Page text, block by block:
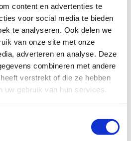
content en advertenties te
voor social media te bieden
te analyseren. Ook delen we
van onze site met onze
adverteren en analyse. Deze
combineren met andere
verstrekt of die ze hebben
uw gebruik van hun services.
Facebook
X LinkedIn
Instagram
YouTube